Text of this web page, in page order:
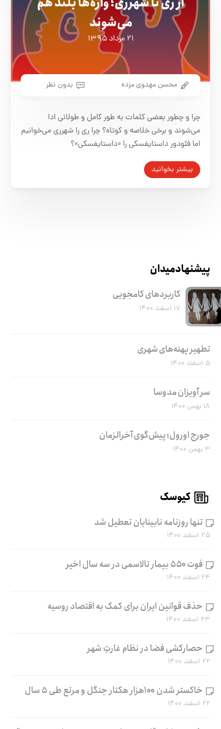
می‌شوند
۲۱ مرداد ۱۳۹۵
محسن مهدوی مزده بدون نظر
چرا و چطور بعضی کلمات به طور کامل و طولانی ادا
می‌شوند و برخی خلاصه و کوتاه؟ چرا ری را شهرری می‌خوانیم
اما فئودور داستایفسکی را «داستایفسکی»؟
بیشتر بخوانید
پیشنهاد میدان
کاربرد‌های کامجویی
۱۷ اسفند ۱۴۰۰
تطهیر پهنه‌های شهری
۵ اسفند ۱۴۰۰
سر آویزان مدوسا
۱۸ بهمن ۱۴۰۰
جورج اورول؛ پیش‌گوی آخرالزمان
۳ بهمن ۱۴۰۰
کیوسک
تنها روزنامه نابینایان تعطیل شد
۲۵ اسفند ۱۴۰۰
فوت ۵۵۰ بیمار تالاسمی در سه سال اخیر
۲۴ اسفند ۱۴۰۰
حذف قوانین ایران برای کمک به اقتصاد روسیه
۲۳ اسفند ۱۴۰۰
حصارکشی فضا در نظام غارتِ شهر
۲۲ اسفند ۱۴۰۰
خاکستر شدن ۱۰۰هزار هکتار جنگل و مرتع طی ۵ سال
۲۲ اسفند ۱۴۰۰